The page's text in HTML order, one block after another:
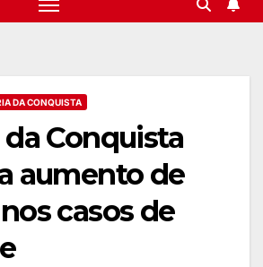
DA CONQUISTA
Conquista
aumento de
nos casos de